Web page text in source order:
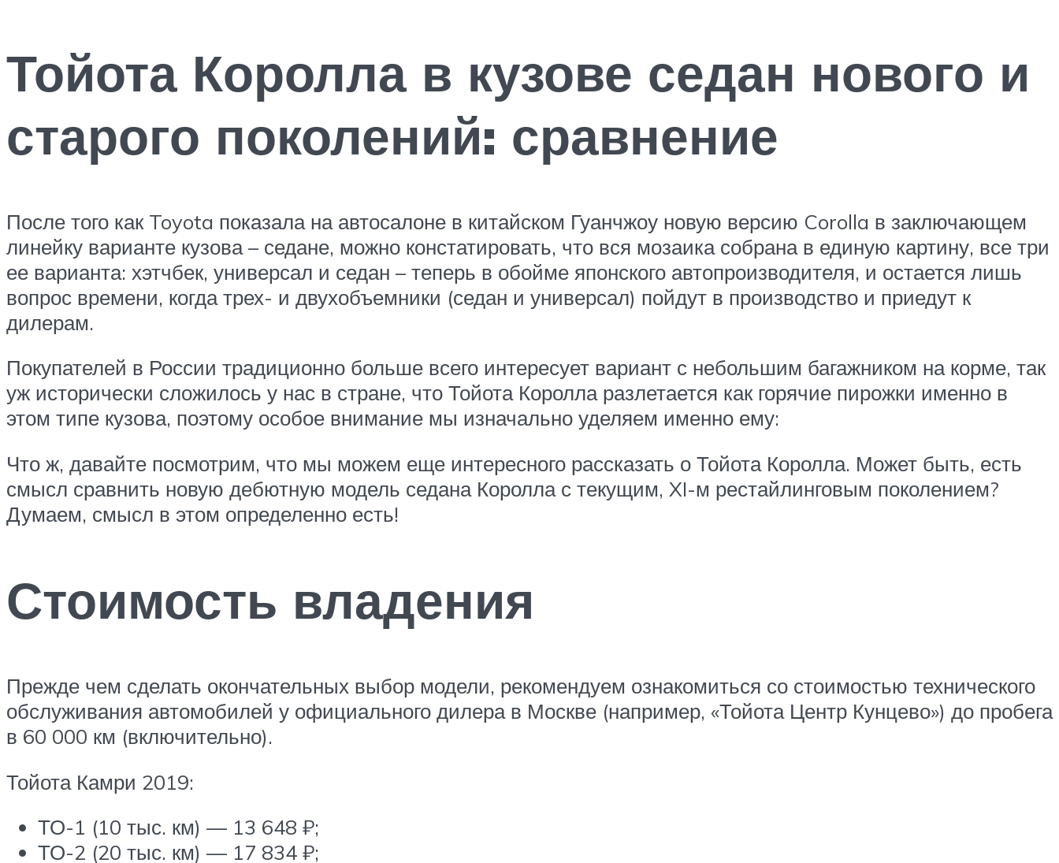
Тойота Королла в кузове седан нового и
старого поколений: сравнение
После того как Toyota показала на автосалоне в китайском Гуанчжоу новую версию Corolla в заключающем
линейку варианте кузова – седане, можно констатировать, что вся мозаика собрана в единую картину, все три
ее варианта: хэтчбек, универсал и седан – теперь в обойме японского автопроизводителя, и остается лишь
вопрос времени, когда трех- и двухобъемники (седан и универсал) пойдут в производство и приедут к
дилерам.
Покупателей в России традиционно больше всего интересует вариант с небольшим багажником на корме, так
уж исторически сложилось у нас в стране, что Тойота Королла разлетается как горячие пирожки именно в
этом типе кузова, поэтому особое внимание мы изначально уделяем именно ему:
Что ж, давайте посмотрим, что мы можем еще интересного рассказать о Тойота Королла. Может быть, есть
смысл сравнить новую дебютную модель седана Королла с текущим, XI-м рестайлинговым поколением?
Думаем, смысл в этом определенно есть!
Стоимость владения
Прежде чем сделать окончательных выбор модели, рекомендуем ознакомиться со стоимостью технического
обслуживания автомобилей у официального дилера в Москве (например, «Тойота Центр Кунцево») до пробега
в 60 000 км (включительно).
Тойота Камри 2019:
ТО-1 (10 тыс. км) — 13 648 ₽;
ТО-2 (20 тыс. км) — 17 834 ₽;